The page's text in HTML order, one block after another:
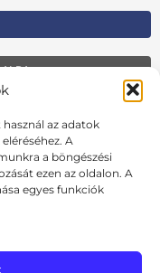
az adatok
A
a böngészési
ezen az oldalon. A
egyes funkciók